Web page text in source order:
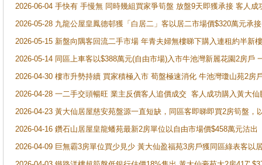
2026-06-04 手快有 手慢無 同時幾組買家爭筍盤 放盤9天即獲承接 客人
2026-05-28 九龍公屋皇鳳德邨獲「白居二」客以居二市場價$320萬元承接
2026-05-15 新盤向隅客回流二手市場 年青夫婦無樓睇下購入連租約半新
2026-05-14 同區上車客以$388萬元(自由市場)入市牛池灣新麗花園2房戶
2026-04-30 樓市升勢持續 買家積極入市 荀盤極速消化 牛池灣瓊山苑2房
2026-04-28 一二手交頭暢旺 業主反價客人追價成交 客人成功購入黃大
2026-04-23 黃大仙居屋慈安苑盤源一直短缺，同區客即睇即買2房筍盤，
2026-04-16 鑽石山居屋皇龍蟠苑最新2房單位以自由市場價$458萬元沽出
2026-04-09 巨無霸3房單位買少見少 黃大仙盈福苑3房戶獲同區綠表客以